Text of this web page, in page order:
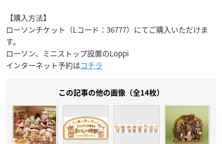
【購入方法】
ローソンチケット（Lコード：36777）にてご購入いただけま
す。
ローソン、ミニストップ設置のLoppi
インターネット予約はコチラ
この記事の他の画像（全14枚）